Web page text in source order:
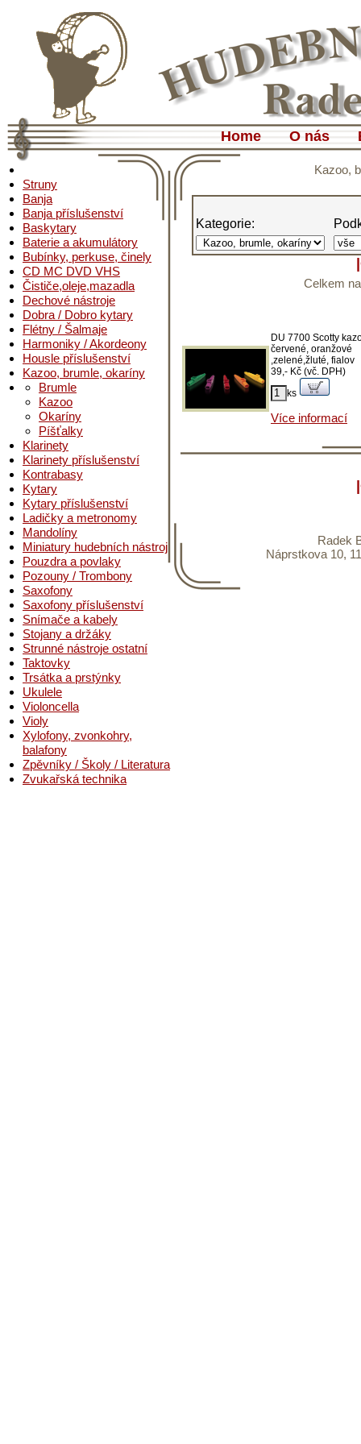
Home O nás
Struny
Banja
Banja příslušenství
Baskytary
Baterie a akumulátory
Bubínky, perkuse, činely
CD MC DVD VHS
Čističe,oleje,mazadla
Dechové nástroje
Dobra / Dobro kytary
Flétny / Šalmaje
Harmoniky / Akordeony
Housle příslušenství
Kazoo, brumle, okaríny
Brumle
Kazoo
Okaríny
Píšťalky
Klarinety
Klarinety příslušenství
Kontrabasy
Kytary
Kytary příslušenství
Ladičky a metronomy
Mandolíny
Miniatury hudebních nástrojů
Pouzdra a povlaky
Pozouny / Trombony
Saxofony
Saxofony příslušenství
Snímače a kabely
Stojany a držáky
Strunné nástroje ostatní
Taktovky
Trsátka a prstýnky
Ukulele
Violoncella
Violy
Xylofony, zvonkohry,
balafony
Zpěvníky / Školy / Literatura
Zvukařská technika
Kazoo,
Kategorie:
Celkem
DU 7700 Scotty
červené, oranžové
,zelené,žluté, fialov
39,- Kč (vč. DPH)
ks
Více informací
Radek
Náprstkova 10,